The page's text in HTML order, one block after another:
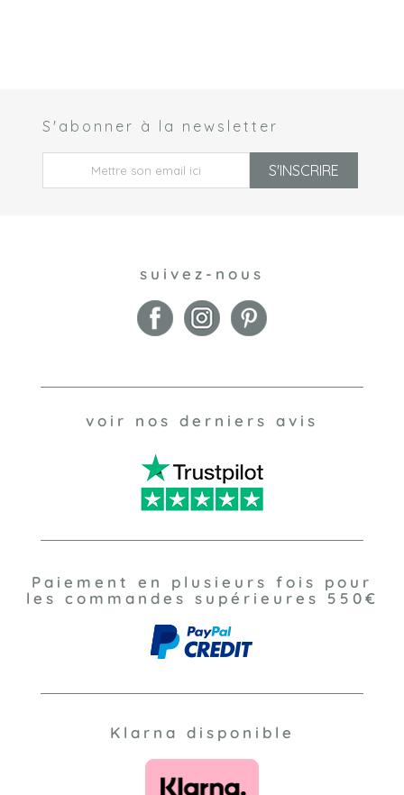
S'abonner à la newsletter
S'INSCRIRE
suivez-nous
voir nos derniers avis
Paiement en plusieurs fois pour
les commandes supérieures 550€
Klarna disponible